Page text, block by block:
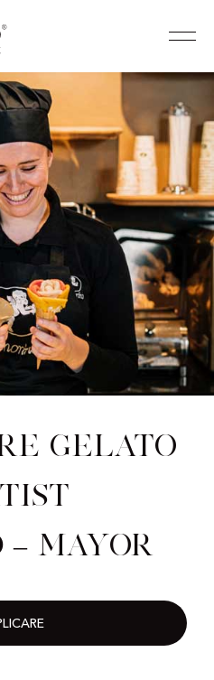
Gelato
Mayor